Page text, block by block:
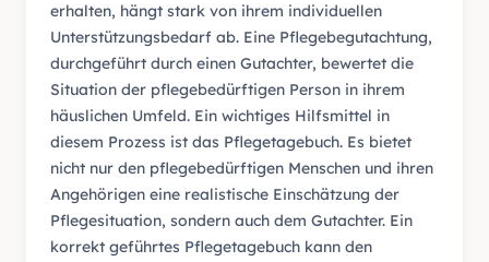
erhalten, hängt stark von ihrem individuellen
Unterstützungsbedarf ab. Eine Pflegebegutachtung,
durchgeführt durch einen Gutachter, bewertet die
Situation der pflegebedürftigen Person in ihrem
häuslichen Umfeld. Ein wichtiges Hilfsmittel in
diesem Prozess ist das Pflegetagebuch. Es bietet
nicht nur den pflegebedürftigen Menschen und ihren
Angehörigen eine realistische Einschätzung der
Pflegesituation, sondern auch dem Gutachter. Ein
korrekt geführtes Pflegetagebuch kann den